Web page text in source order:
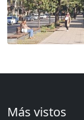
Más vistos